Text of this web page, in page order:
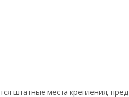
штатные места крепления,